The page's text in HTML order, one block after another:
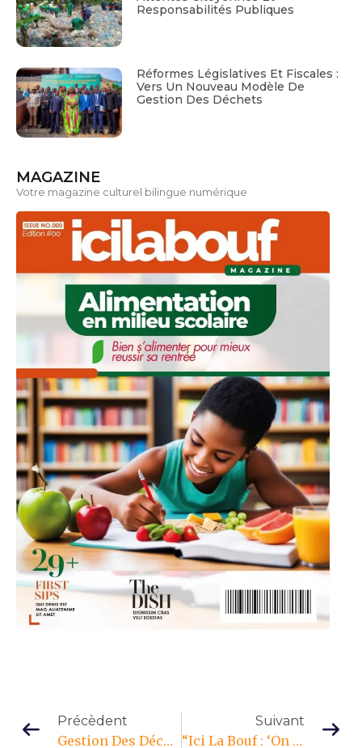
Responsabilités Publiques
Réformes Législatives Et Fiscales :
Vers Un Nouveau Modèle De
Gestion Des Déchets
MAGAZINE
Votre magazine culturel bilingue numérique
Précèdent
Gestion Des Déchets : Entre Attentes Citoyennes Et Responsabilités Publiques
Suivant
“Ici La Bouf : ‘On Ne Parle Pas Que De Nourriture…